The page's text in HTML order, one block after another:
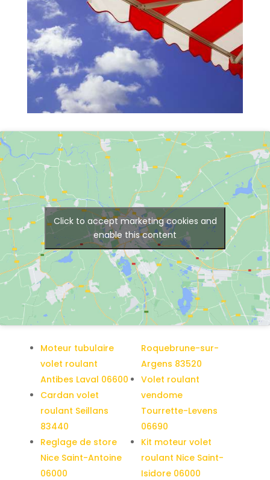
Click to accept marketing cookies and
enable this content
Moteur tubulaire
volet roulant
Antibes Laval 06600
Cardan volet
roulant Seillans
83440
Reglage de store
Nice Saint-Antoine
06000
Roquebrune-sur-
Argens 83520
Volet roulant
vendome
Tourrette-Levens
06690
Kit moteur volet
roulant Nice Saint-
Isidore 06000